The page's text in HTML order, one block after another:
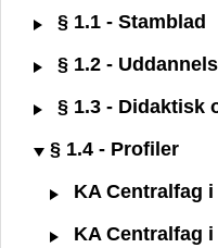
§ 1.1 - Stamblad
§ 1.2 -
§ 1.3 - Didaktisk
§ 1.4 - Profiler
KA Centralfag
KA Centralfag